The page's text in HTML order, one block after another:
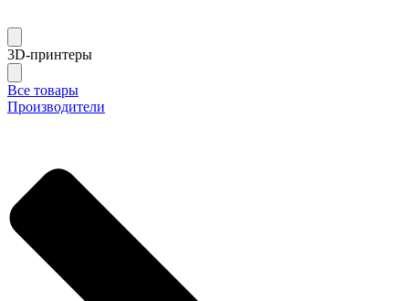
3D-принтеры
Все товары
Производители